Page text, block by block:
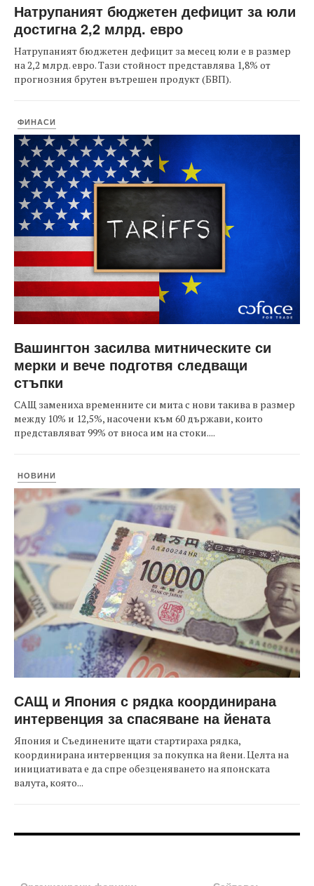
Натрупаният бюджетен дефицит за юли
достигна 2,2 млрд. евро
Натрупаният бюджетен дефицит за месец юли е в размер
на 2,2 млрд. евро. Тази стойност представлява 1,8% от
прогнозния брутен вътрешен продукт (БВП).
ФИНАСИ
Вашингтон засилва митническите си
мерки и вече подготвя следващи
стъпки
САЩ замениха временните си мита с нови такива в размер
между 10% и 12,5%, насочени към 60 държави, които
представляват 99% от вноса им на стоки....
НОВИНИ
САЩ и Япония с рядка координирана
интервенция за спасяване на йената
Япония и Съединените щати стартираха рядка,
координирана интервенция за покупка на йени. Целта на
инициативата е да спре обезценяването на японската
валута, която...